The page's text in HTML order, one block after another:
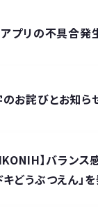
アプリの不具合
お詫びとお知ら
】バラン
どうぶつえん」を